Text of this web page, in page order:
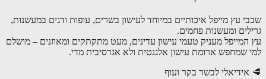
עץ מייפל איכותיים במיוחד לעישון בשרים, עופות ודגים במעשנות,
ומעשנות פחמים.
מעניק טעמי עישון עדינים, מעט מתקתקים ומאוזנים – מושלם
שמחפש ארומת עישון אלגנטית ולא אגרסיבית מדי.
לבשר בקר ועוף